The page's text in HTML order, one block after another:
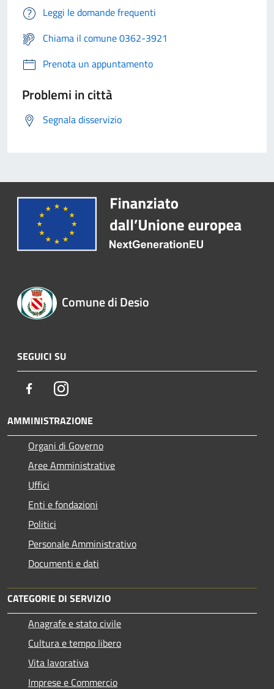
Leggi le domande frequenti
Chiama il comune 0362-3921
Prenota un appuntamento
Problemi in città
Segnala disservizio
Comune di Desio
SEGUICI SU
FacebookInstagram
AMMINISTRAZIONE
Organi di Governo
Aree Amministrative
Uffici
Enti e fondazioni
Politici
Personale Amministrativo
Documenti e dati
CATEGORIE DI SERVIZIO
Anagrafe e stato civile
Cultura e tempo libero
Vita lavorativa
Imprese e Commercio